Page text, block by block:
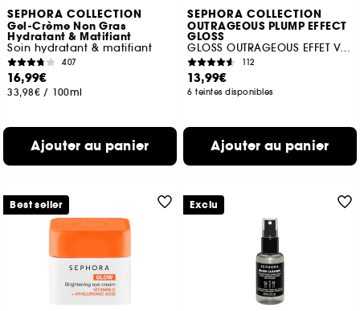
SEPHORA COLLECTION
Gel-Crème Non Gras
Hydratant & Matifiant
Soin hydratant & matifiant
407
16,99€
33,98€ / 100ml
Ajouter au panier
SEPHORA COLLECTION
OUTRAGEOUS PLUMP EFFECT
GLOSS
GLOSS OUTRAGEOUS EFFET VOLUME
112
13,99€
6 teintes disponibles
Ajouter au panier
Best seller Exclu